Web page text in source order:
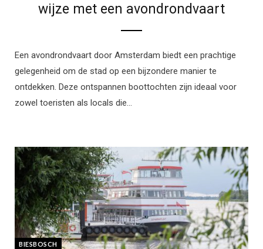
wijze met een avondrondvaart
Een avondrondvaart door Amsterdam biedt een prachtige
gelegenheid om de stad op een bijzondere manier te
ontdekken. Deze ontspannen boottochten zijn ideaal voor
zowel toeristen als locals die…
BIESBOSCH